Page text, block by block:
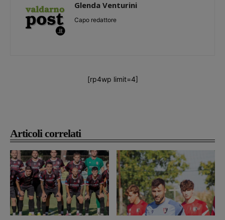
Articoli correlati
Glenda Venturini
Capo redattore
[rp4wp limit=4]